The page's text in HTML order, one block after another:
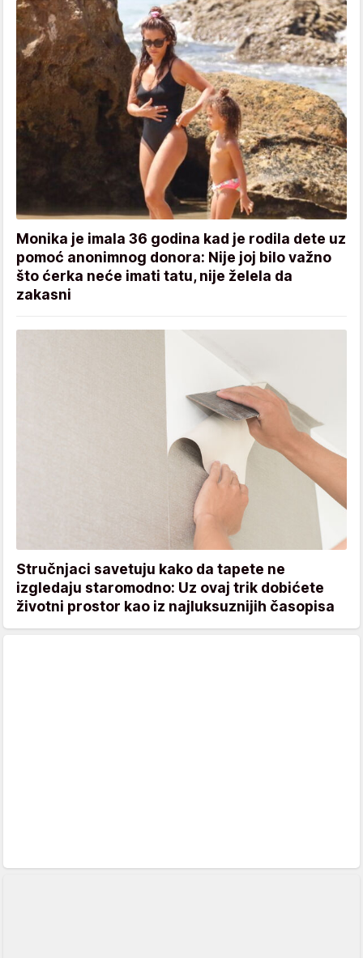
Monika je imala 36 godina kad je rodila dete uz
pomoć anonimnog donora: Nije joj bilo važno
što ćerka neće imati tatu, nije želela da
zakasni
Stručnjaci savetuju kako da tapete ne
izgledaju staromodno: Uz ovaj trik dobićete
životni prostor kao iz najluksuznijih časopisa